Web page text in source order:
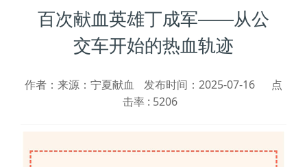
百次献血英雄丁成军——从公
交车开始的热血轨迹
作者：来源：宁夏献血 发布时间：2025-07-16
点
击率 : 5206